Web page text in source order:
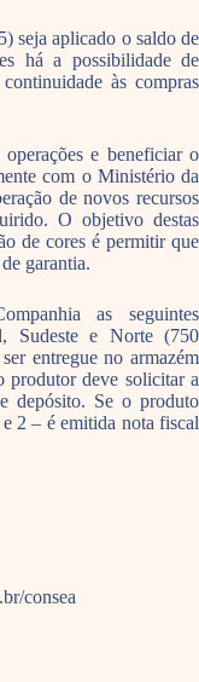
seja aplicado o saldo de
há a possibilidade de
às compras
e beneficiar o
com o Ministério da
de novos recursos
O objetivo destas
de cores é permitir que
garantia.
as seguintes
Sudeste e Norte (750
entregue no armazém
produtor deve solicitar a
depósito. Se o produto
2 – é emitida nota fiscal
consea